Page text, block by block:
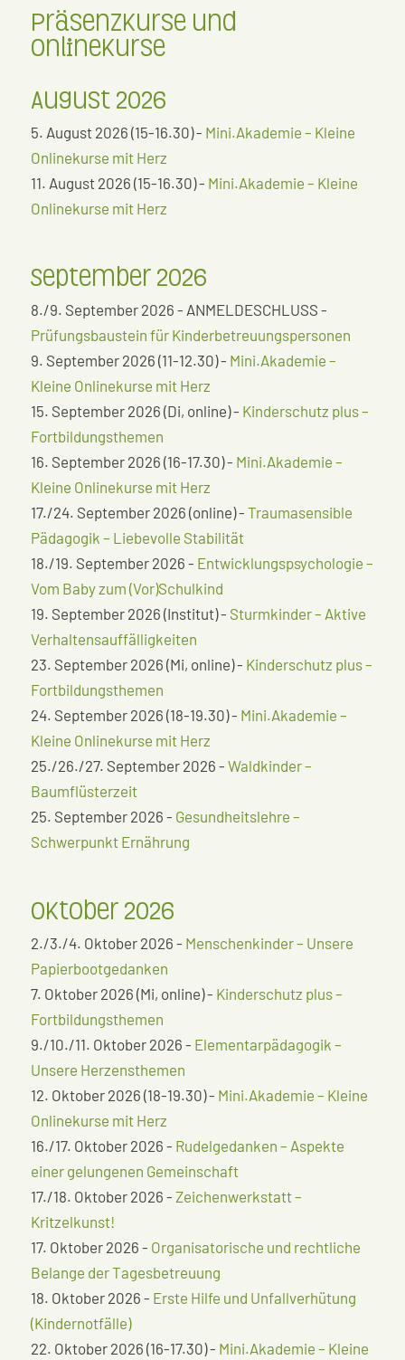
Präsenzkurse und
Onlinekurse
August 2026
5. August 2026 (15-16.30) - Mini.Akademie – Kleine
Onlinekurse mit Herz
11. August 2026 (15-16.30) - Mini.Akademie – Kleine
Onlinekurse mit Herz
September 2026
8./9. September 2026 - ANMELDESCHLUSS -
Prüfungsbaustein für Kinderbetreuungspersonen
9. September 2026 (11-12.30) - Mini.Akademie –
Kleine Onlinekurse mit Herz
15. September 2026 (Di, online) - Kinderschutz plus –
Fortbildungsthemen
16. September 2026 (16-17.30) - Mini.Akademie –
Kleine Onlinekurse mit Herz
17./24. September 2026 (online) - Traumasensible
Pädagogik – Liebevolle Stabilität
18./19. September 2026 - Entwicklungspsychologie –
Vom Baby zum (Vor)Schulkind
19. September 2026 (Institut) - Sturmkinder – Aktive
Verhaltensauffälligkeiten
23. September 2026 (Mi, online) - Kinderschutz plus –
Fortbildungsthemen
24. September 2026 (18-19.30) - Mini.Akademie –
Kleine Onlinekurse mit Herz
25./26./27. September 2026 - Waldkinder –
Baumflüsterzeit
25. September 2026 - Gesundheitslehre –
Schwerpunkt Ernährung
Oktober 2026
2./3./4. Oktober 2026 - Menschenkinder – Unsere
Papierbootgedanken
7. Oktober 2026 (Mi, online) - Kinderschutz plus –
Fortbildungsthemen
9./10./11. Oktober 2026 - Elementarpädagogik –
Unsere Herzensthemen
12. Oktober 2026 (18-19.30) - Mini.Akademie – Kleine
Onlinekurse mit Herz
16./17. Oktober 2026 - Rudelgedanken – Aspekte
einer gelungenen Gemeinschaft
17./18. Oktober 2026 - Zeichenwerkstatt –
Kritzelkunst!
17. Oktober 2026 - Organisatorische und rechtliche
Belange der Tagesbetreuung
18. Oktober 2026 - Erste Hilfe und Unfallverhütung
(Kindernotfälle)
22. Oktober 2026 (16-17.30) - Mini.Akademie – Kleine